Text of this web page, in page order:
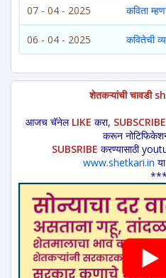
07 - 04 - 2025 कविता
06 - 04 - 2025 कवितेची
शेतकऱ्यांची
आजच चॅनेल LIKE करा, SUBSCRIBE
करून
SUBSRIBE करण्यासाठी
www.shetkari.in
***